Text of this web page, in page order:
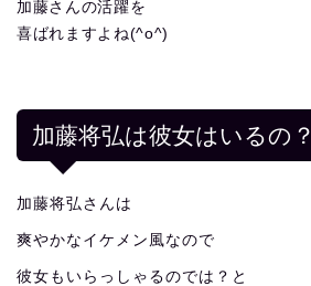
加藤さんの活躍を
喜ばれますよね(^o^)
加藤将弘は彼女はいるの？
加藤将弘さんは
爽やかなイケメン風なので
彼女もいらっしゃるのでは？と